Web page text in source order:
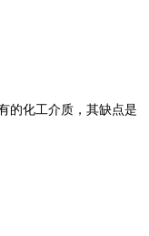
的化工介质，其缺点是